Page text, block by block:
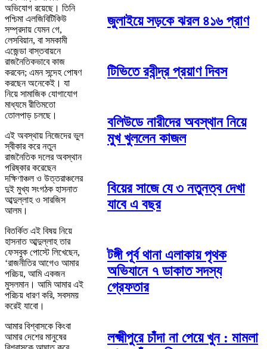
অভিযোগ রয়েছে। তিনি
পশ্চিমা এলজিবিটিকিউ
সম্প্রদায় যেমন গে,
লেসবিয়ান, বা সমকামী
এজেন্ডা বাস্তবায়নে
রাজনৈতিকভাবে কাজ
করবেন; এমন সন্দেহ পোষণ
করছেন অনেকেই। যা
নিয়ে সামাজিক যোগাযোগ
মাধ্যমে রীতিমতো
তোলপাড় চলছে।
এই অবস্থায় নিজেদের ভুল
স্বীকার করে নতুন
রাজনৈতিক দলের অবস্থান
পরিষ্কার করেছেন
দক্ষিণাঞ্চল ও উত্তরাঞ্চলের
দুই মুখ্য সংগঠক হাসনাত
আব্দুল্লাহ ও সারজিস
আলম।
বিতর্কিত এই বিষয় নিয়ে
হাসনাত আব্দুল্লাহ তার
ফেসবুক পোস্টে লিখেছেন,
‘রাজনীতির আগেও আমার
পরিচয়, আমি একজন
মুসলমান। আমি আমার এই
পরিচয় ধারণ করি, সবসময়
করেই যাবো।
আমার বিশ্বাসকে কিংবা
আমার দেশের মানুষের
জুলাইয়ে সড়কে ঝরল ৪১৬ প্রাণ
টিভিতে রবীন্দ্র প্রয়াণ দিবস
বলিউডে নারীদের অবস্থান নিয়ে
মুখ খুললেন কাজল
বিয়ের সাজে যে ৩ নতুনত্ব দেখা
যাবে এ বছর
টঙ্গী পূর্ব থানা এলাকায় পৃথক
অভিযানে ৭ ডাকাত সদস্য
গ্রেফতার
লক্ষ্মীপুরে চাঁদা না পেয়ে খুন : মামলা